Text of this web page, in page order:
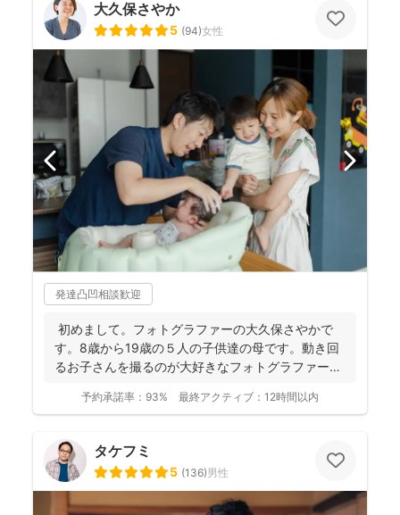
大久保さやか
5 (94)女性
発達凸凹相談歓迎
初めまして。フォトグラファーの大久保さやかで
す。8歳から19歳の５人の子供達の母です。動き回
るお子さんを撮るのが大好きなフォトグラファーで
予約承諾率： 93% 最終アクティブ： 12時間以内
タケフミ
5 (136)男性